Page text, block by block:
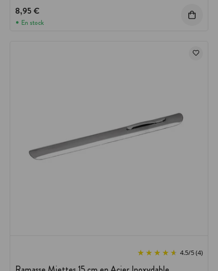
8,95 €
En stock
4.5/5(4)